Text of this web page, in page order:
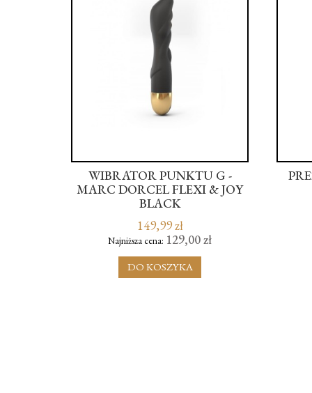
WIBRATOR PUNKTU G -
MARC DORCEL FLEXI & JOY
BLACK
149,99 zł
Najniższa cena: 129,00 zł
DO KOSZYKA